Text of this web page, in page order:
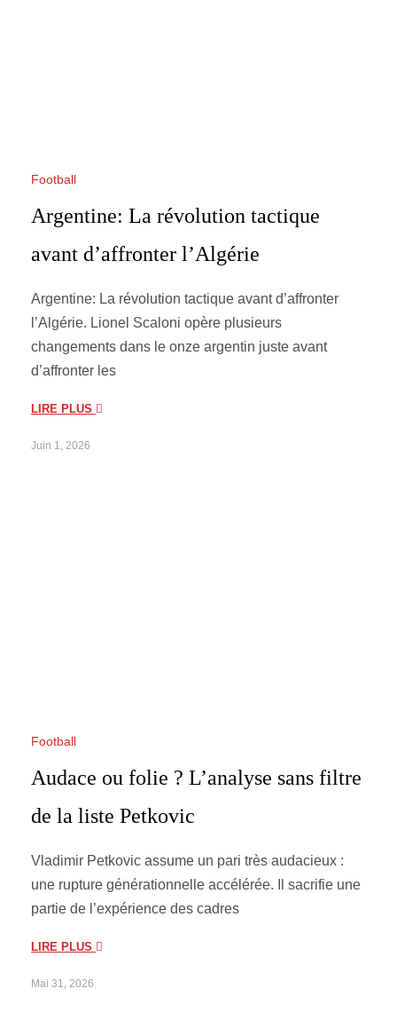
Football
Argentine: La révolution tactique
avant d’affronter l’Algérie
Argentine: La révolution tactique avant d’affronter
l’Algérie. Lionel Scaloni opère plusieurs
changements dans le onze argentin juste avant
d’affronter les
LIRE PLUS
Juin 1, 2026
Football
Audace ou folie ? L’analyse sans filtre
de la liste Petkovic
Vladimir Petkovic assume un pari très audacieux :
une rupture générationnelle accélérée. Il sacrifie une
partie de l’expérience des cadres
LIRE PLUS
Mai 31, 2026